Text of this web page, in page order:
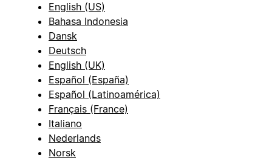
English (US)
Bahasa Indonesia
Dansk
Deutsch
English (UK)
Español (España)
Español (Latinoamérica)
Français (France)
Italiano
Nederlands
Norsk